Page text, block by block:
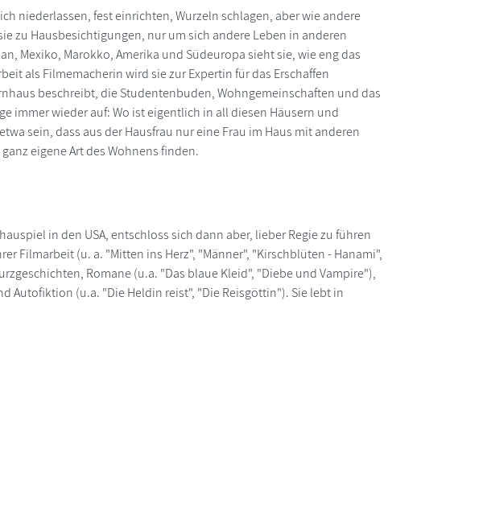
niederlassen, fest einrichten, Wurzeln schlagen, aber wie andere
zu Hausbesichtigungen, nur um sich andere Leben in anderen
Mexiko, Marokko, Amerika und Südeuropa sieht sie, wie eng das
als Filmemacherin wird sie zur Expertin für das Erschaffen
beschreibt, die Studentenbuden, Wohngemeinschaften und das
immer wieder auf: Wo ist eigentlich in all diesen Häusern und
sein, dass aus der Hausfrau nur eine Frau im Haus mit anderen
eigene Art des Wohnens finden.
in den USA, entschloss sich dann aber, lieber Regie zu führen
Filmarbeit (u. a. "Mitten ins Herz", "Männer", "Kirschblüten - Hanami",
Romane (u.a. "Das blaue Kleid", "Diebe und Vampire"),
Autofiktion (u.a. "Die Heldin reist", "Die Reisgöttin"). Sie lebt in